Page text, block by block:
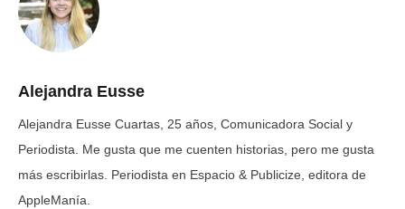
Alejandra Eusse
Alejandra Eusse Cuartas, 25 años, Comunicadora Social y
Periodista. Me gusta que me cuenten historias, pero me gusta
más escribirlas. Periodista en Espacio & Publicize, editora de
AppleManía.